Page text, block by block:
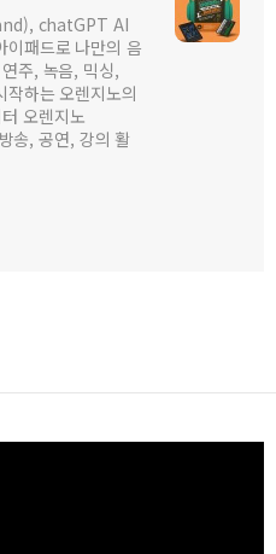
chatGPT AI
패드로 나만의 음
주, 녹음, 믹싱,
하는 오렌지노의
오렌지노
송, 공연, 강의 활